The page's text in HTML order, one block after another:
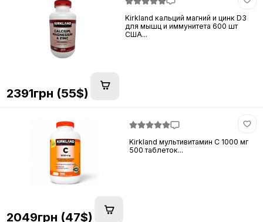
Kirkland кальций магний и цинк D3
для мышц и иммунитета 600 шт
США...
2391грн (55$)
Kirkland мультивитамин C 1000 мг
500 таблеток...
2049грн (47$)